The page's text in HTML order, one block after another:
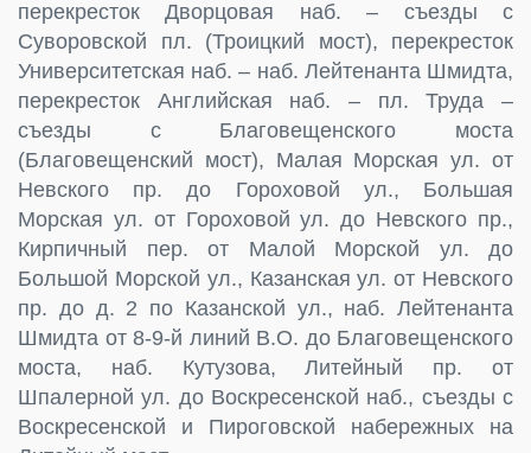
перекресток Дворцовая наб. – съезды с
Суворовской пл. (Троицкий мост), перекресток
Университетская наб. – наб. Лейтенанта Шмидта,
перекресток Английская наб. – пл. Труда –
съезды с Благовещенского моста
(Благовещенский мост), Малая Морская ул. от
Невского пр. до Гороховой ул., Большая
Морская ул. от Гороховой ул. до Невского пр.,
Кирпичный пер. от Малой Морской ул. до
Большой Морской ул., Казанская ул. от Невского
пр. до д. 2 по Казанской ул., наб. Лейтенанта
Шмидта от 8-9-й линий В.О. до Благовещенского
моста, наб. Кутузова, Литейный пр. от
Шпалерной ул. до Воскресенской наб., съезды с
Воскресенской и Пироговской набережных на